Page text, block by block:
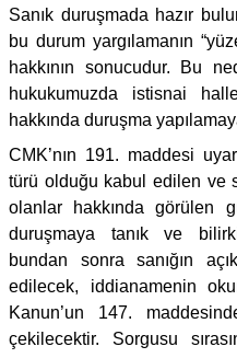
Sanık duruşmada hazır
bu durum yargılamanın
hakkının sonucudur. Bu
hukukumuzda istisnai
hakkında duruşma
CMK’nın 191. maddesi
türü olduğu kabul edilen ve
olanlar hakkında görülen
duruşmaya tanık ve
bundan sonra sanığın
edilecek, iddianamenin
Kanun’un 147.
çekilecektir. Sorgusu